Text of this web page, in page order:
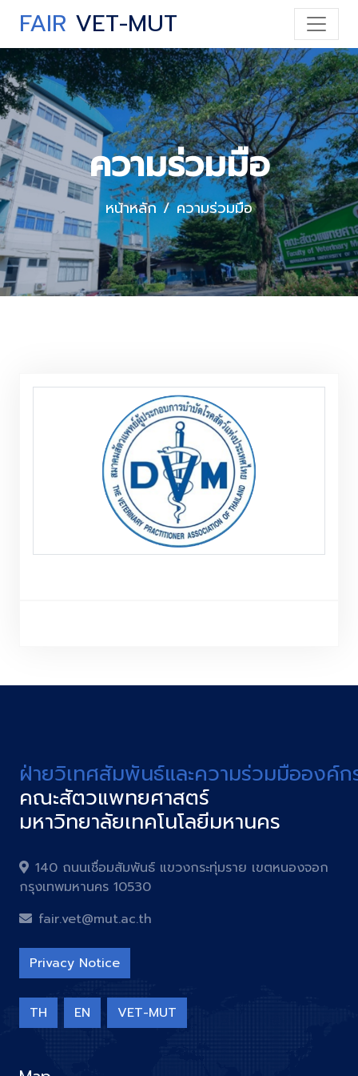
FAIR VET-MUT
ความร่วมมือ
หน้าหลัก ความร่วมมือ
ฝ่ายวิเทศสัมพันธ์และความร่วมมือองค์ก
คณะสัตวแพทยศาสตร์
มหาวิทยาลัยเทคโนโลยีมหานคร
140 ถนนเชื่อมสัมพันธ์ แขวงกระทุ่มราย เขตหนองจอก
กรุงเทพมหานคร 10530
fair.vet@mut.ac.th
Privacy Notice
TH EN VET-MUT